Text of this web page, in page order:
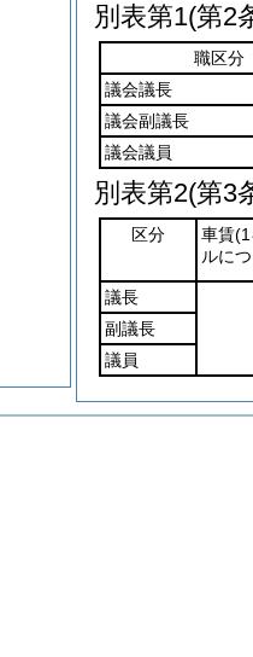
別表第1(第2
職区分
議会議長
議会副議長
議会議員
別表第2(第3
区分 車賃(1
ルに
議長
副議長
議員